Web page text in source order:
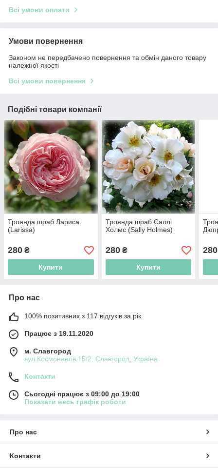
Всі умови оплати
Умови повернення
Законом не передбачено повернення та обмін даного товару
належної якості
Всі умови повернення
Подібні товари компанії
Троянда шраб Лариса
(Larissa)
280 ₴
Купити
Троянда шраб Саллі
Холмс (Sally Holmes)
280₴
Купити
280
Про нас
100% позитивних з 117 відгуків за рік
Працює з 19.11.2020
м. Славгород
вул.Космонавтів,15/2, Славгород, Україна
Контакти
Сьогодні працює з 09:00 до 19:00
Показати весь графік роботи
Про нас
Контакти